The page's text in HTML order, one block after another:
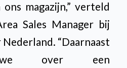
magazijn,” verteld
Sales Manager bij
“Daarnaast
we over een